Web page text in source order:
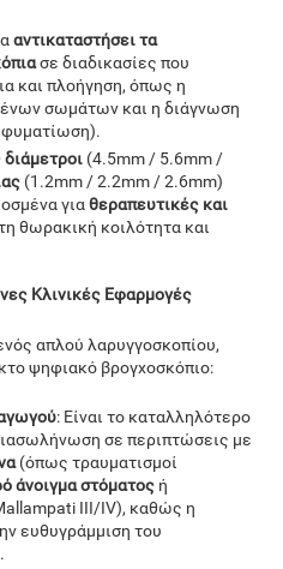
αντικαταστήσει τα
σε διαδικασίες που
και πλοήγηση, όπως η
σωμάτων και η διάγνωση
(4.5mm / 5.6mm /
(1.2mm / 2.2mm / 2.6mm)
γιαθεραπευτικές και
θωρακική κοιλότητα και
Κλινικές Εφαρμογές
απλού λαρυγγοσκοπίου,
ψηφιακό βρογχοσκόπιο:
: Είναι το καταλληλότερο
σε περιπτώσεις με
(όπως τραυματισμοί
άνοιγμα στόματος ή
III/IV), καθώς η
ευθυγράμμιση του